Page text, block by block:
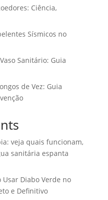
Ciência,
Sísmicos no
Sanitário: Guia
de Vez: Guia
veja quais funcionam,
sanitária espanta
Usar Diabo Verde no
e Definitivo